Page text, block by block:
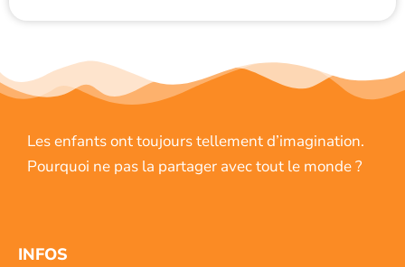
Les enfants ont toujours tellement d’imagination.
Pourquoi ne pas la partager avec tout le monde ?
INFOS